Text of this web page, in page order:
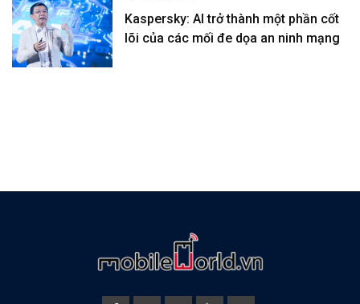
Kaspersky: AI trở thành một phần cốt
lõi của các mối đe dọa an ninh mạng